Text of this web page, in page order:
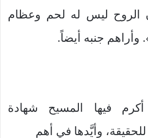
الروح ليس له لحم وعظام
وأراهم جنبه أيضاً.
فيها المسيح شهادة
للحقيقة، وأيَّدها في أهم